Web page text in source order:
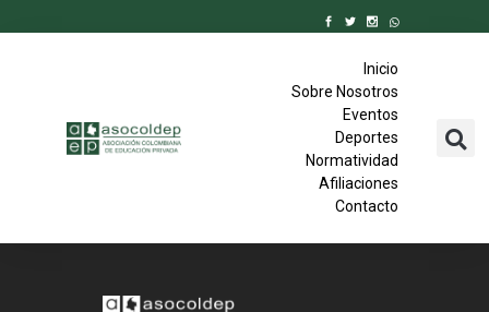
Inicio
Sobre Nosotros
Eventos
Deportes
Normatividad
Afiliaciones
Contacto